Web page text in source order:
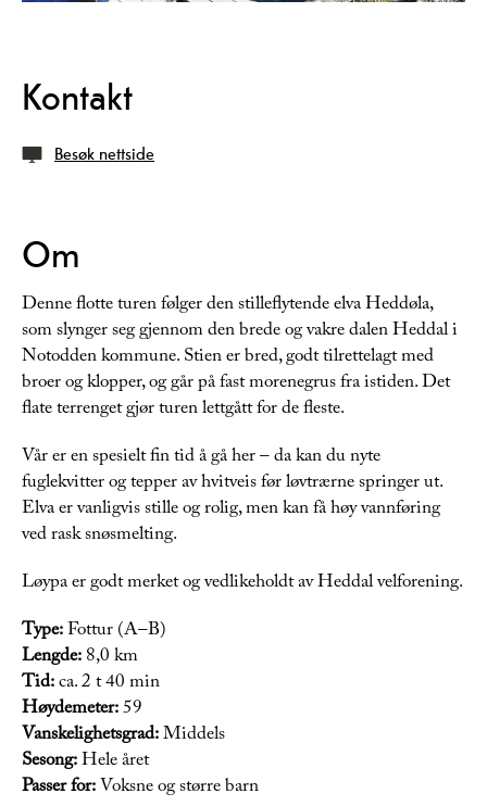
Kontakt
Besøk nettside
Om
Denne flotte turen følger den stilleflytende elva Heddøla,
som slynger seg gjennom den brede og vakre dalen Heddal i
Notodden kommune. Stien er bred, godt tilrettelagt med
broer og klopper, og går på fast morenegrus fra istiden. Det
flate terrenget gjør turen lettgått for de fleste.
Vår er en spesielt fin tid å gå her – da kan du nyte
fuglekvitter og tepper av hvitveis før løvtrærne springer ut.
Elva er vanligvis stille og rolig, men kan få høy vannføring
ved rask snøsmelting.
Løypa er godt merket og vedlikeholdt av Heddal velforening.
Type:Fottur (A–B)
Lengde:8,0 km
Tid:ca. 2 t 40 min
Høydemeter:59
Vanskelighetsgrad:Middels
Sesong:Hele året
Passer for:Voksne og større barn